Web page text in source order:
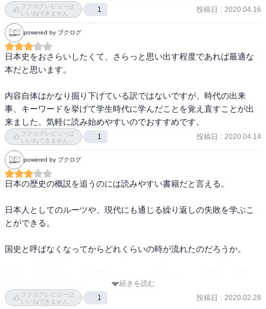
ブクログレビューは
いいねできません
1 投稿日 : 2020.04.16
powered by ブクログ
日本史をおさらいしたくて、さらっと思い出す程度であれば最適な
本だと思います。
内容自体はかなり掘り下げている訳ではないですが、時代の出来
事、キーワードを挙げて学生時代に学んだことを覚え直すことが出
来ました。気軽に読み始めやすいのでおすすめです。
ブクログレビューは
いいねできません
1 投稿日 : 2020.04.14
powered by ブクログ
日本の歴史の概説を追うのには読みやすい書籍だと言える。
日本人としてのルーツや、現代にも通じる繰り返しの失敗を学ぶこ
とができる。
国史と呼ばなくなってからどれくらいの時が流れたのだろうか。
る資産となる。
続きを読む
ブクログレビューは
いいねできません
1 投稿日 : 2020.02.28